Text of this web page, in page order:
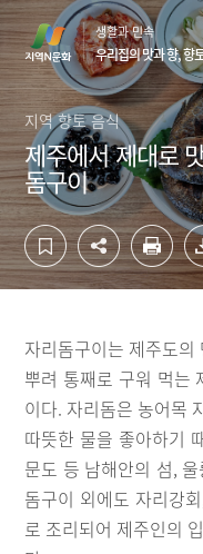
컨
텐
츠
영
바
로
가
기
하
단
영
역
로
가
기
생활과 민속
우리집의 맛과 향, 향
지역 향토 음식
제주에서 제대로
돔구이
자리돔구이는 제주도
뿌려 통째로 구워 먹는
이다. 자리돔은 농어목
따뜻한 물을 좋아하기
문도 등 남해안의 섬,
돔구이 외에도 자리강
로 조리되어 제주인의